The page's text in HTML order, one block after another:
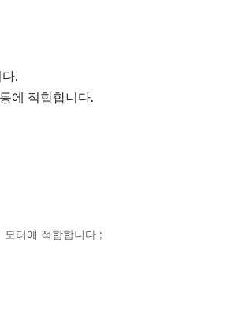
.
에 적합합니다.
모터에 적합합니다 ;